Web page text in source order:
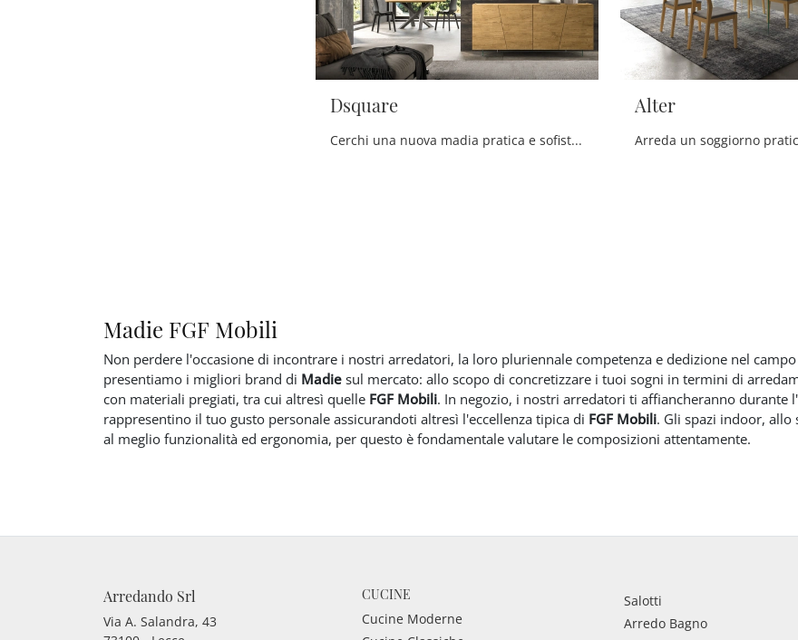
Dsquare
Cerchi una nuova madia pratica e sofisticata dalle linee moderne? Ecco a te il modello Dsquare di FGF Mobili, realizzato in legno.
Alter
Madie FGF Mobili
Non perdere l'occasione di incontrare i nostri arredatori, la loro pluriennale competenza e dedizione nel
presentiamo i migliori brand di Madie sul mercato: allo scopo di concretizzare i tuoi sogni in termini di
con materiali pregiati, tra cui altresì quelle FGF Mobili. In negozio, i nostri arredatori ti affiancheranno durante
rappresentino il tuo gusto personale assicurandoti altresì l'eccellenza tipica di FGF Mobili. Gli spazi indoor, allo
al meglio funzionalità ed ergonomia, per questo è fondamentale valutare le composizioni attentamente.
Arredando Srl
Via A. Salandra, 43
CUCINE
Cucine Moderne
Salotti
Arredo Bagno